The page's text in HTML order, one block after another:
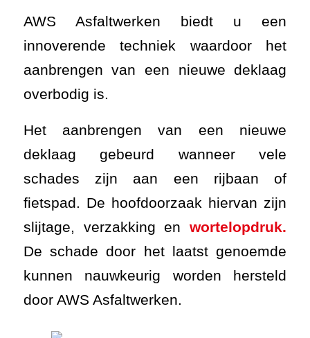
AWS Asfaltwerken biedt u een
innoverende techniek waardoor het
aanbrengen van een nieuwe deklaag
overbodig is.
Het aanbrengen van een nieuwe
deklaag gebeurd wanneer vele
schades zijn aan een rijbaan of
fietspad. De hoofdoorzaak hiervan zijn
slijtage, verzakking enwortelopdruk.
De schade door het laatst genoemde
kunnen nauwkeurig worden hersteld
door AWS Asfaltwerken.